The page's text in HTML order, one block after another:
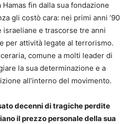
fin dalla sua fondazione
gli costò cara: nei primi anni ’90
e trascorse tre anni
per attività legate al terrorismo.
comune a molti leader di
la sua determinazione e a
all’interno del movimento.
decenni di tragiche perdite
il prezzo personale della sua